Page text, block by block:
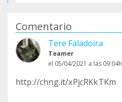
Comentario
Tere Faladoira
Teamer
el 05/04/2021 a las 09:04h
http://chng.it/xPjcRKkTKm